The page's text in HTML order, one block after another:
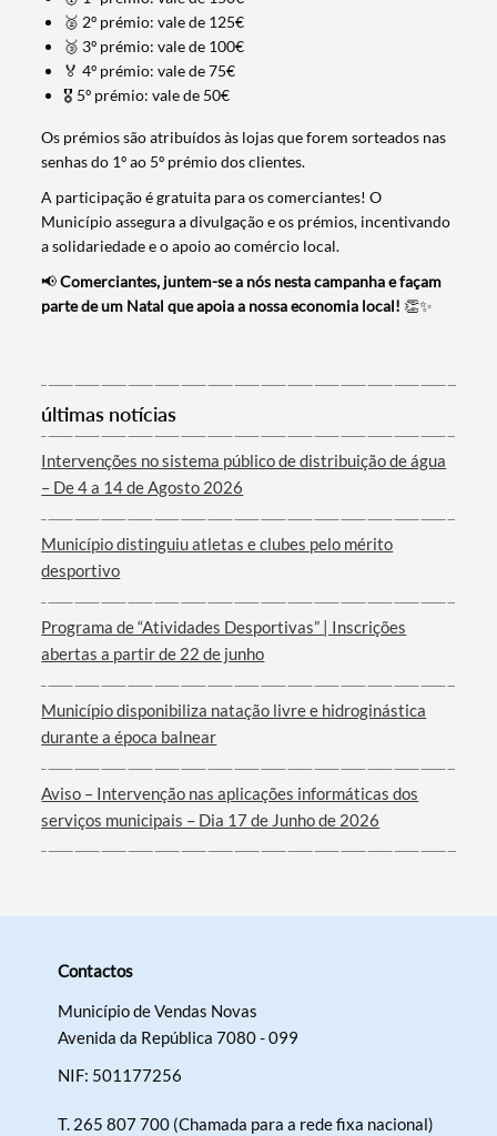
Termo de Pesquisa
Categorias gerais
🥈 2º prémio: vale de 125€
🥉 3º prémio: vale de 100€
🏅 4º prémio: vale de 75€
🎖️ 5º prémio: vale de 50€
Os prémios são atribuídos às lojas que forem sorteados nas
senhas do 1º ao 5º prémio dos clientes.
A participação é gratuita para os comerciantes! O
Município assegura a divulgação e os prémios, incentivando
a solidariedade e o apoio ao comércio local.
📢Comerciantes, juntem-se a nós nesta campanha e façam
parte de um Natal que apoia a nossa economia local! 👏✨
últimas notícias
Intervenções no sistema público de distribuição de água
– De 4 a 14 de Agosto 2026
Município distinguiu atletas e clubes pelo mérito
desportivo
Programa de “Atividades Desportivas” | Inscrições
abertas a partir de 22 de junho
Município disponibiliza natação livre e hidroginástica
durante a época balnear
Aviso – Intervenção nas aplicações informáticas dos
serviços municipais – Dia 17 de Junho de 2026
Contactos
Município de Vendas Novas
Avenida da República 7080 - 099
NIF: 501177256
T. 265 807 700 (Chamada para a rede fixa nacional)